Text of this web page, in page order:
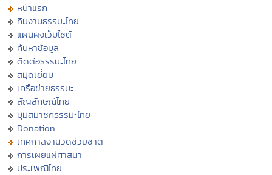
หน้าแรก
ทีมงานธรรมะไทย
แผนผังเว็บไซต์
ค้นหาข้อมูล
ติดต่อธรรมะไทย
สมุดเยี่ยม
เครือข่ายธรรมะ
สัญลักษณ์ไทย
มุมสมาชิกธรรมะไทย
Donation
เทศกาลงานวัดช่วยชาติ
การเผยแผ่ศาสนา
ประเพณีไทย